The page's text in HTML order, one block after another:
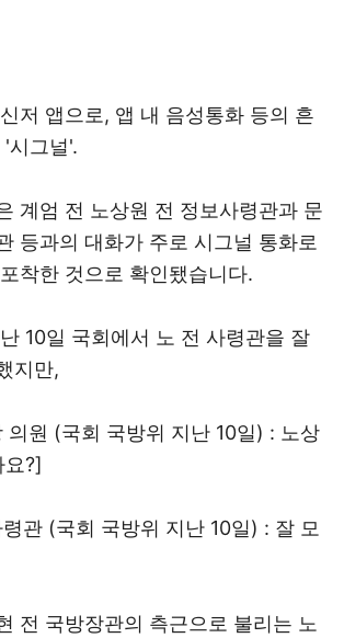
저 앱으로, 앱 내 음성통화 등의 흔
시그널'.
계엄 전 노상원 전 정보사령관과 문
등과의 대화가 주로 시그널 통화로
착한 것으로 확인됐습니다.
10일 국회에서 노 전 사령관을 잘
지만,
의원 (국회 국방위 지난 10일) : 노상
요?]
관 (국회 국방위 지난 10일) : 잘 모
전 국방장관의 측근으로 불리는 노